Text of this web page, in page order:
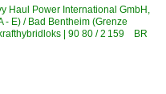
Haul Power International GmbH,
- E) / Bad Bentheim (Grenze
| 90 80 / 2 159 BR